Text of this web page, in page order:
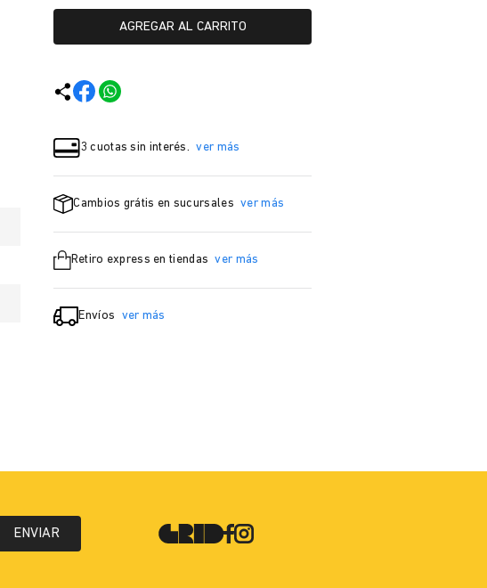
AGREGAR AL CARRITO
3 cuotas sin interés. ver más
Cambios grátis en sucursales ver más
Retiro express en tiendas ver más
Envíos ver más
ENVIAR